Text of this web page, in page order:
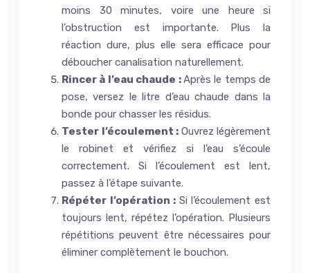
moins 30 minutes, voire une heure si
l’obstruction est importante. Plus la
réaction dure, plus elle sera efficace pour
déboucher canalisation naturellement.
Rincer à l’eau chaude :Après le temps de
pose, versez le litre d’eau chaude dans la
bonde pour chasser les résidus.
Tester l’écoulement : Ouvrez légèrement
le robinet et vérifiez si l’eau s’écoule
correctement. Si l’écoulement est lent,
passez à l’étape suivante.
Répéter l’opération : Si l’écoulement est
toujours lent, répétez l’opération. Plusieurs
répétitions peuvent être nécessaires pour
éliminer complètement le bouchon.